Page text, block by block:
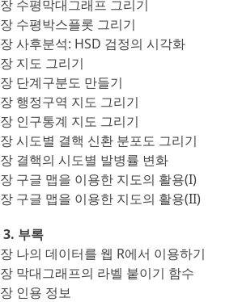
수평막대그래프 그리기
수평박스플롯 그리기
사후분석: HSD 검정의 시각화
지도 그리기
단계구분도 만들기
행정구역 지도 그리기
인구통계 지도 그리기
시도별 결핵 신환 분포도 그리기
결핵의 시도별 발병률 변화
구글 맵을 이용한 지도의 활용(I)
구글 맵을 이용한 지도의 활용(II)
부록
나의 데이터를 웹 R에서 이용하기
막대그래프의 라벨 붙이기 함수
인용 정보